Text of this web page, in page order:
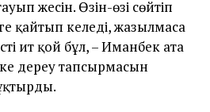
жесін. Өзін-өзі сөйтіп
қайтып келеді, жазылмаса
ит қой бұл, – Иманбек ата
дереу тапсырмасын